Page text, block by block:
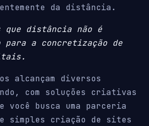
da distância.
que distância não é
para a concretização de
alcançam diversos
com soluções criativas
você busca uma parceria
simples criação de sites